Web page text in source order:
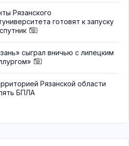
Рязанского
готовят к запуску
сыграл вничью с липецким
Рязанской области
БПЛА